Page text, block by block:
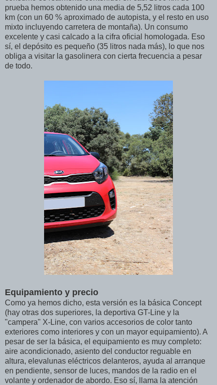
prueba hemos obtenido una media de 5,52 litros cada 100
km (con un 60 % aproximado de autopista, y el resto en uso
mixto incluyendo carretera de montaña). Un consumo
excelente y casi calcado a la cifra oficial homologada. Eso
sí, el depósito es pequeño (35 litros nada más), lo que nos
obliga a visitar la gasolinera con cierta frecuencia a pesar
de todo.
Equipamiento y precio
Como ya hemos dicho, esta versión es la básica Concept
(hay otras dos superiores, la deportiva GT-Line y la
"campera" X-Line, con varios accesorios de color tanto
exteriores como interiores y con un mayor equipamiento). A
pesar de ser la básica, el equipamiento es muy completo:
aire acondicionado, asiento del conductor reguable en
altura, elevalunas eléctricos delanteros, ayuda al arranque
en pendiente, sensor de luces, mandos de la radio en el
volante y ordenador de abordo. Eso sí, llama la atención